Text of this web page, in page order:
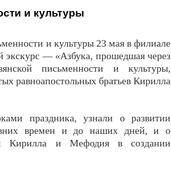
и культуры
и культуры 23 мая в филиале
экскурс — «Азбука, прошедшая через
письменности и культуры,
равноапостольных братьев Кирилла
праздника, узнали о развитии
времен и до наших дней, и о
Кирилла и Мефодия в создании